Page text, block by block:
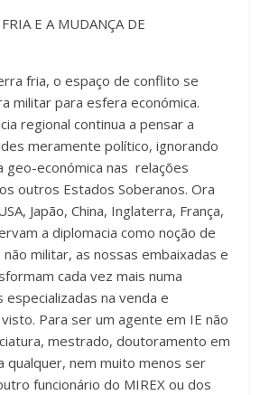
E A MUDANÇA DE
fria, o espaço de conflito se
militar para esfera económica.
regional continua a pensar a
meramente político, ignorando
geo-económica nas relações
outros Estados Soberanos. Ora
Japão, China, Inglaterra, França,
a diplomacia como noção de
militar, as nossas embaixadas e
cada vez mais numa
especializadas na venda e
Para ser um agente em IE não
mestrado, doutoramento em
qualquer, nem muito menos ser
funcionário do MIREX ou dos